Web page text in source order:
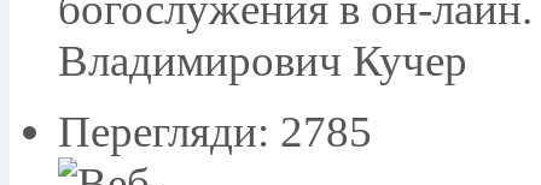
Владимирович Кучер
Перегляди: 2785